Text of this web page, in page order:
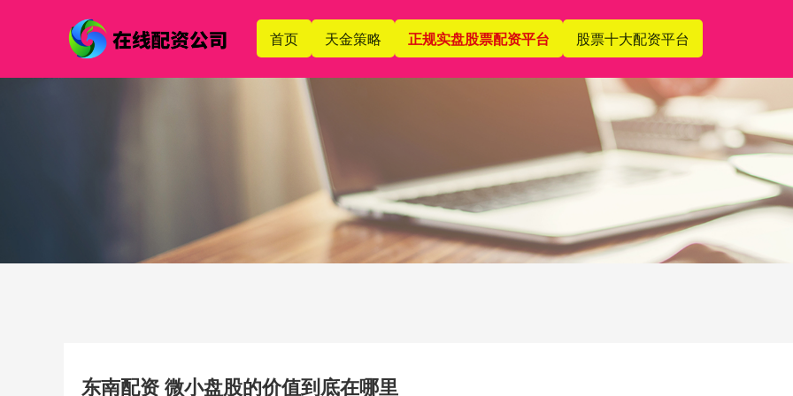
首页 天金策略 正规实盘股票配资平台 股票十大配资平台
东南配资 微小盘股的价值到底在哪里